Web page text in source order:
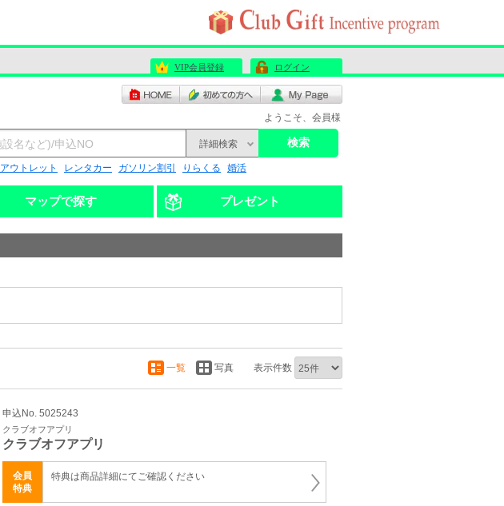
VIP会員登録 ログイン
ようこそ、会員様
詳細検索 検索
アウトレット レンタカー ガソリン割引 りらくる 婚活
マップで探す プレゼント
一覧 写真 表示件数
申込No. 5025243
クラブオフアプリ
クラブオフアプリ
会員
特典
特典は商品詳細にてご確認ください